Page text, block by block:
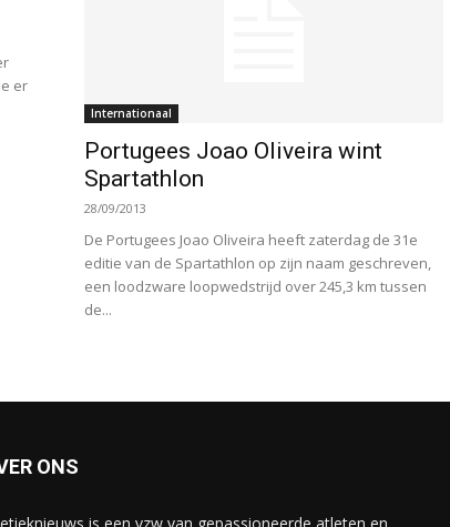
er
Internationaal
Portugees Joao Oliveira wint
Spartathlon
28/09/2013
De Portugees Joao Oliveira heeft zaterdag de 31e
editie van de Spartathlon op zijn naam geschreven,
een loodzware loopwedstrijd over 245,3 km tussen
de...
ONS